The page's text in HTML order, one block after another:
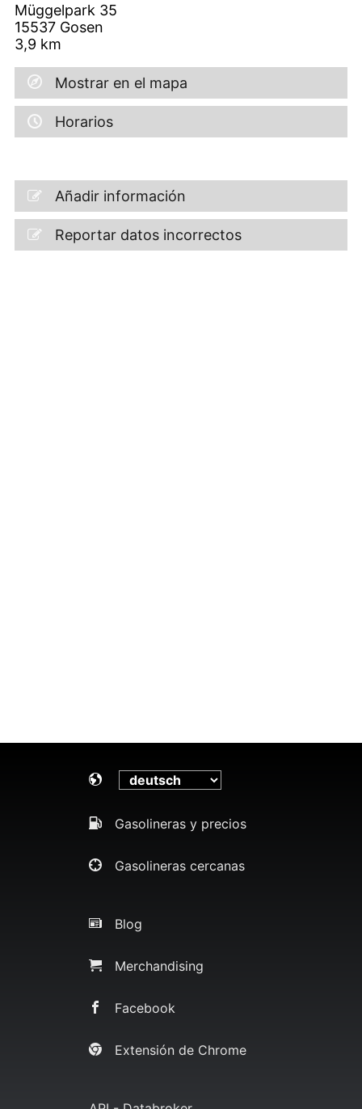
Müggelpark 35
15537 Gosen
3,9 km
Mostrar en el mapa
Horarios
Añadir información
Reportar datos incorrectos
Gasolineras y precios
Gasolineras cercanas
Blog
Merchandising
Facebook
Extensión de Chrome